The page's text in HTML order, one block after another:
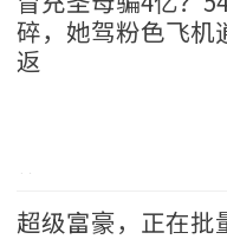
碎，她驾粉色飞机
返
美国 2026-08-09
超级富豪，正在批